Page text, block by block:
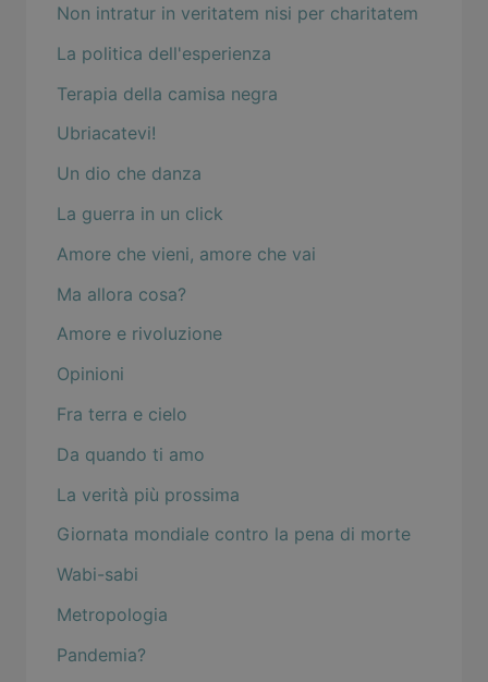
Non intratur in veritatem nisi per charitatem
La politica dell'esperienza
Terapia della camisa negra
Ubriacatevi!
Un dio che danza
La guerra in un click
Amore che vieni, amore che vai
Ma allora cosa?
Amore e rivoluzione
Opinioni
Fra terra e cielo
Da quando ti amo
La verità più prossima
Giornata mondiale contro la pena di morte
Wabi-sabi
Metropologia
Pandemia?